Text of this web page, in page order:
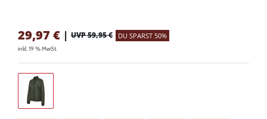
29,97 € | UVP 59,95 € DU SPARST 50%
inkl. 19 % MwSt.